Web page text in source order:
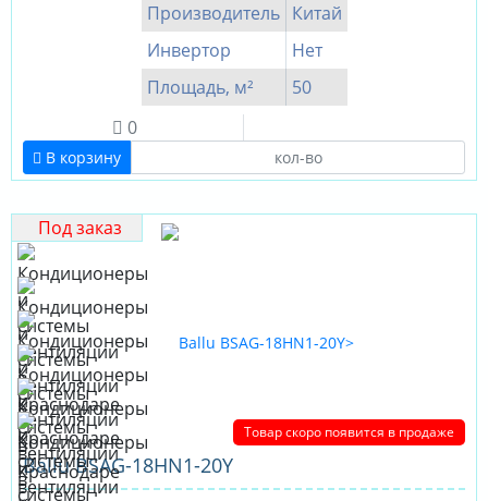
Производитель Китай
Инвертор
Нет
Площадь, м²
50
0
В корзину
Под заказ
Товар скоро появится в продаже
Ballu BSAG-18HN1-20Y